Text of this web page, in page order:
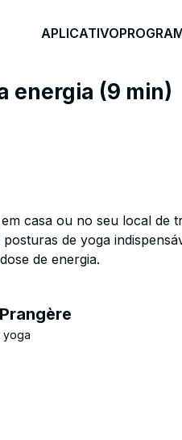
APLICATIVO
energia (9 min)
casa ou no seu local de
de yoga
de energia.
yoga